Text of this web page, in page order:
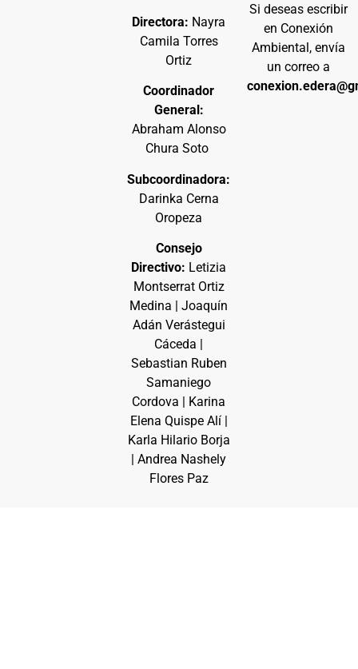
Directora: Nayra
Camila Torres
Ortiz
Coordinador
General:
Abraham Alonso
Chura Soto
Subcoordinadora:
Darinka Cerna
Oropeza
Consejo
Directivo: Letizia
Montserrat Ortiz
Medina | Joaquín
Adán Verástegui
Cáceda |
Sebastian Ruben
Samaniego
Cordova | Karina
Elena Quispe Alí |
Karla Hilario Borja
| Andrea Nashely
Flores Paz
Si deseas escribir
en Conexión
Ambiental, envía
un correo a